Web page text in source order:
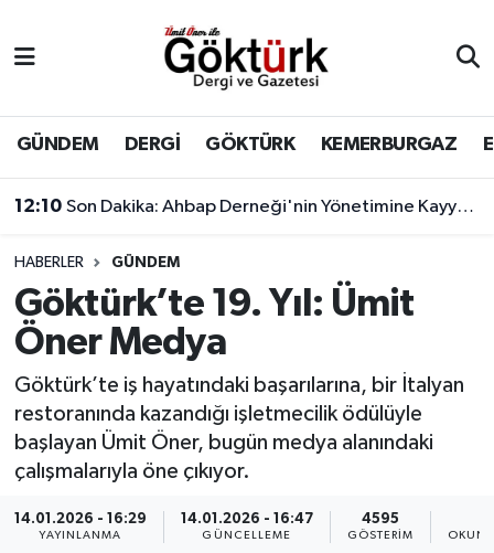
GÜNDEM DERGİ GÖKTÜRK KEMERBURGAZ
12:10 Son Dakika: Ahbap Derneği'nin Yönetimine Kayyum Atandı
HABERLER GÜNDEM
Göktürk’te 19. Yıl: Ümit
Öner Medya
Göktürk’te iş hayatındaki başarılarına, bir İtalyan
restoranında kazandığı işletmecilik ödülüyle
başlayan Ümit Öner, bugün medya alanındaki
çalışmalarıyla öne çıkıyor.
14.01.2026 - 16:29
YAYINLANMA
14.01.2026 - 16:47
GÜNCELLEME
4595
GÖSTERIM
BİLİM
DERGİ
DÜNYA
EĞİTİM
GÖKTÜRK
GÜNDEM
KEMERBURGAZ
Eyüpsultan Hava Durumu
Eyüpsultan Trafik Yoğunluk Haritası
Süper Lig Puan Durumu ve Fikstür
Tüm Manşetler
Son Dakika Haberleri